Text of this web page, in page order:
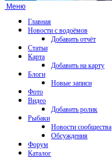
Меню
Главная
Новости с водоёмов
Добавить отчёт
Статьи
Карта
Добавить на карту
Блоги
Новые записи
Фото
Видео
Добавить ролик
Рыбаки
Новости сообщества
Обсуждения
Форум
Каталог